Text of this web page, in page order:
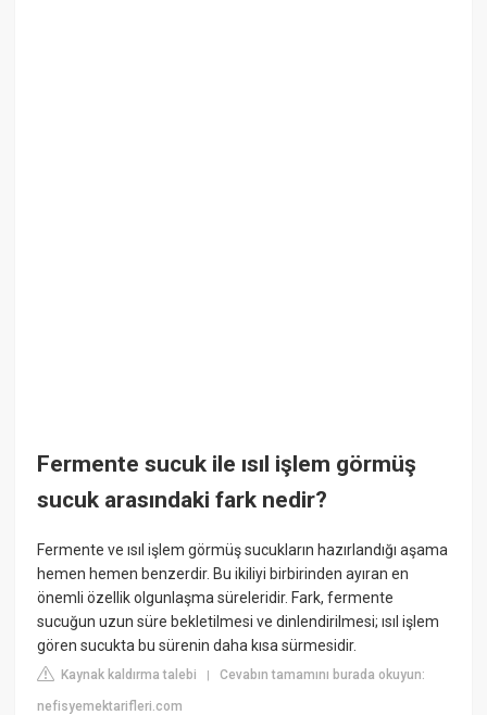
Fermente sucuk ile ısıl işlem görmüş
sucuk arasındaki fark nedir?
Fermente ve ısıl işlem görmüş sucukların hazırlandığı aşama
hemen hemen benzerdir. Bu ikiliyi birbirinden ayıran en
önemli özellik olgunlaşma süreleridir. Fark, fermente
sucuğun uzun süre bekletilmesi ve dinlendirilmesi; ısıl işlem
gören sucukta bu sürenin daha kısa sürmesidir.
Kaynak kaldırma talebi |Cevabın tamamını burada okuyun:
nefisyemektarifleri.com